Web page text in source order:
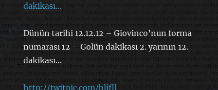
dakikası…
Dünün tarihi 12.12.12 – Giovinco’nun forma
numarası 12 – Golün dakikası 2. yarının 12.
dakikası…
http://twitpic.com/bljfll